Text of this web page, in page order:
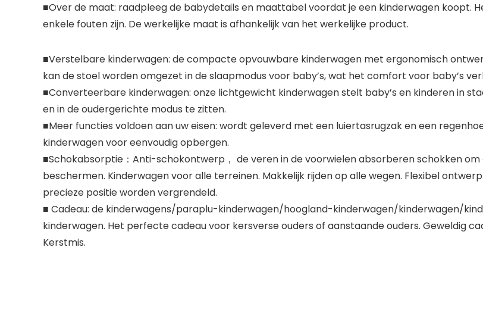
■Over de maat: raadpleeg de babydetails en maattabel voordat je een kinderwagen koopt.
enkele fouten zijn. De werkelijke maat is afhankelijk van het werkelijke product.
■Verstelbare kinderwagen: de compacte opvouwbare kinderwagen met ergonomisch
kan de stoel worden omgezet in de slaapmodus voor baby’s, wat het comfort voor baby’s
■Converteerbare kinderwagen: onze lichtgewicht kinderwagen stelt baby’s en kinderen in
en in de oudergerichte modus te zitten.
■Meer functies voldoen aan uw eisen: wordt geleverd met een luiertasrugzak en een
kinderwagen voor eenvoudig opbergen.
■Schokabsorptie：Anti-schokontwerp， de veren in de voorwielen absorberen schokken
beschermen. Kinderwagen voor alle terreinen. Makkelijk rijden op alle wegen. Flexibel
precieze positie worden vergrendeld.
■ Cadeau: de kinderwagens/paraplu-kinderwagen/hoogland-kinderwagen/kinderwagen/
kinderwagen. Het perfecte cadeau voor kersverse ouders of aanstaande ouders. Geweldig
Kerstmis.